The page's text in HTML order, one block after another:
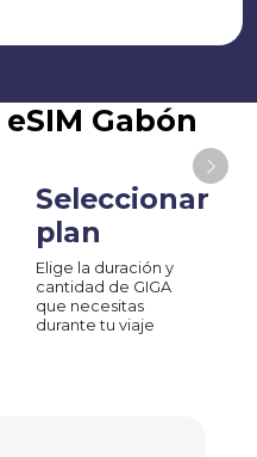
Gabón
Seleccionar
plan
Elige la duración y
cantidad de GIGA
que necesitas
durante tu viaje